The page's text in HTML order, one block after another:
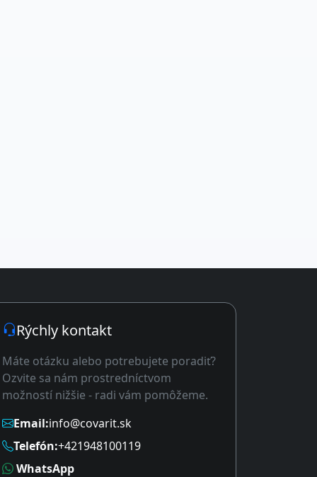
Rýchly kontakt
Máte otázku alebo potrebujete poradiť?
Ozvite sa nám prostredníctvom
možností nižšie - radi vám pomôžeme.
Email:info@covarit.sk
Telefón:+421948100119
WhatsApp